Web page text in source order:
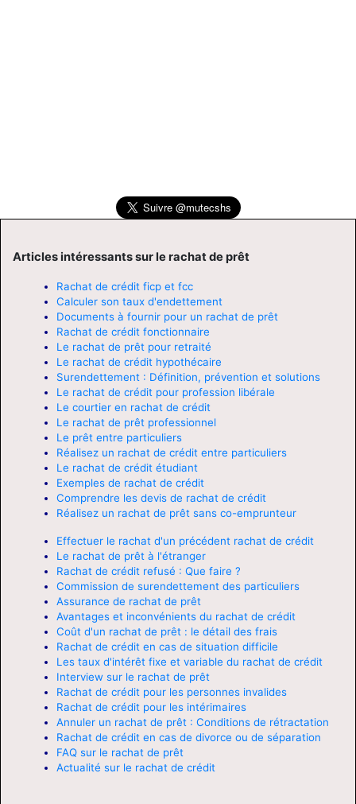
Articles intéressants sur le rachat de prêt
Rachat de crédit ficp et fcc
Calculer son taux d'endettement
Documents à fournir pour un rachat de prêt
Rachat de crédit fonctionnaire
Le rachat de prêt pour retraité
Le rachat de crédit hypothécaire
Surendettement : Définition, prévention et solutions
Le rachat de crédit pour profession libérale
Le courtier en rachat de crédit
Le rachat de prêt professionnel
Le prêt entre particuliers
Réalisez un rachat de crédit entre particuliers
Le rachat de crédit étudiant
Exemples de rachat de crédit
Comprendre les devis de rachat de crédit
Réalisez un rachat de prêt sans co-emprunteur
Effectuer le rachat d'un précédent rachat de crédit
Le rachat de prêt à l'étranger
Rachat de crédit refusé : Que faire ?
Commission de surendettement des particuliers
Assurance de rachat de prêt
Avantages et inconvénients du rachat de crédit
Coût d'un rachat de prêt : le détail des frais
Rachat de crédit en cas de situation difficile
Les taux d'intérêt fixe et variable du rachat de crédit
Interview sur le rachat de prêt
Rachat de crédit pour les personnes invalides
Rachat de crédit pour les intérimaires
Annuler un rachat de prêt : Conditions de rétractation
Rachat de crédit en cas de divorce ou de séparation
FAQ sur le rachat de prêt
Actualité sur le rachat de crédit